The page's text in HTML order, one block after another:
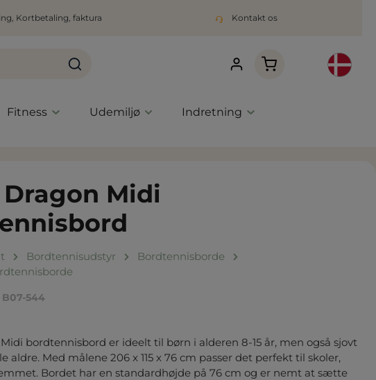
Kortbetaling, faktura Kontakt os
Indkøbskurven
Fitness Udemiljø Indretning
Midi
Bordtennisudstyr
Bordtennisborde
B07-544
bordtennisbord er ideelt til børn i alderen 8-15 år, men også sjovt
aldre. Med målene 206 x 115 x 76 cm passer det perfekt til skoler,
Bordet har en standardhøjde på 76 cm og er nemt at sætte